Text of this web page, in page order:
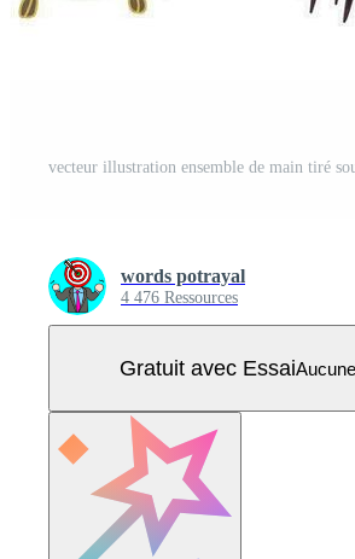
words potrayal
4 476 Ressources
Gratuit avec Essai